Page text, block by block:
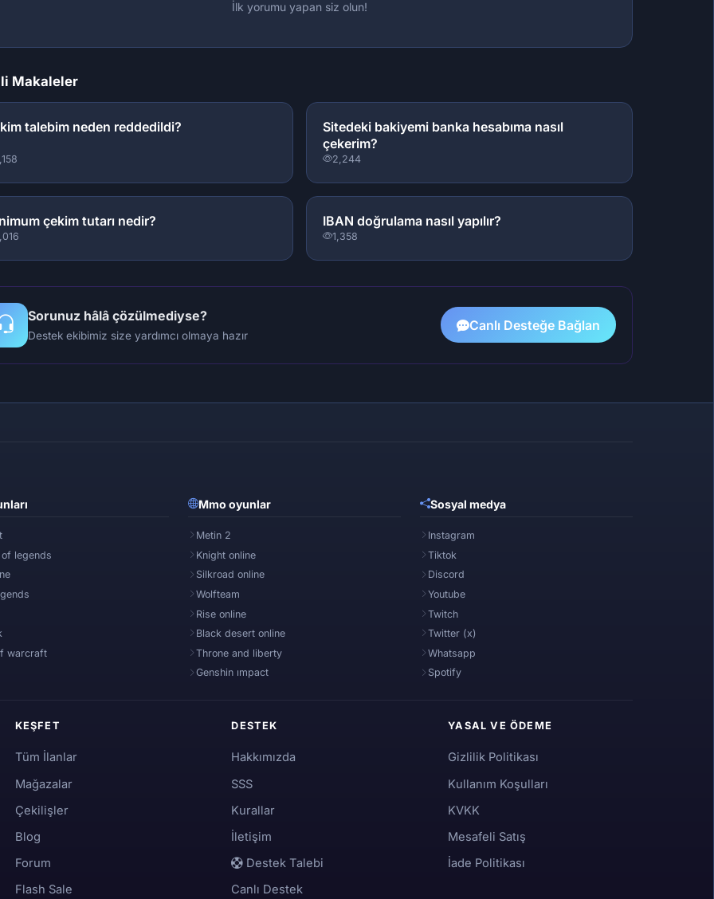
İlk yorumu yapan siz olun!
Makaleler
talebim neden reddedildi?
Sitedeki bakiyemi banka hesabıma nasıl
çekerim?
2,244
çekim tutarı nedir? IBAN doğrulama nasıl yapılır?
1,358
Sorunuz hâlâ çözülmediyse?
Destek ekibimiz size yardımcı olmaya hazır
Canlı Desteğe Bağlan
of legends
warcraft
Mmo oyunlar
Metin 2
Knight online
Silkroad online
Wolfteam
Rise online
Black desert online
Throne and liberty
Genshin ımpact
Sosyal medya
Instagram
Tiktok
Discord
Youtube
Twitch
Twitter (x)
Whatsapp
Spotify
KEŞFET
Tüm İlanlar
Mağazalar
Çekilişler
Blog
Forum
Flash Sale
DESTEK
Hakkımızda
SSS
Kurallar
İletişim
Destek Talebi
Canlı Destek
YASAL VE ÖDEME
Gizlilik Politikası
Kullanım Koşulları
KVKK
Mesafeli Satış
İade Politikası